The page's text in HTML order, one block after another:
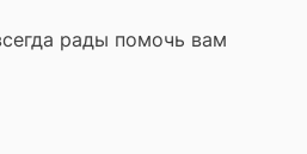
рады помочь вам